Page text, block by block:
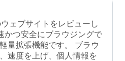
ェブサイトをレビューし
かつ安全にブラウジングで
量拡張機能です。 ブラウ
速度を上げ、個人情報を